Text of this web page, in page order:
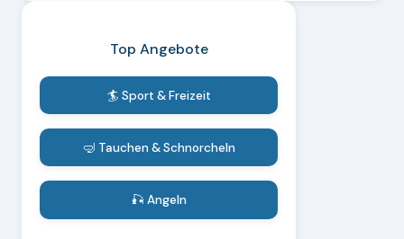
Top Angebote
🏄 Sport & Freizeit
🤿 Tauchen & Schnorcheln
🎣 Angeln